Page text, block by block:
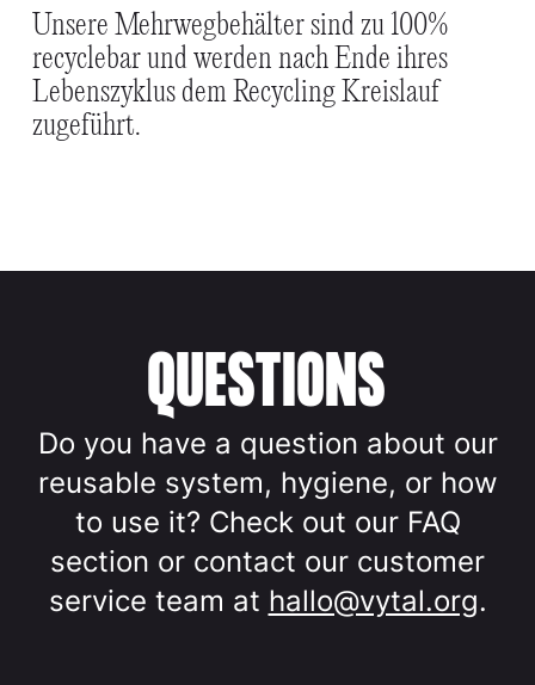
Unsere Mehrwegbehälter sind zu 100%
recyclebar und werden nach Ende ihres
Lebenszyklus dem Recycling Kreislauf
zugeführt.
QUESTIONS
Do you have a question about our
reusable system, hygiene, or how
to use it? Check out our FAQ
section or contact our customer
service team at hallo@vytal.org.